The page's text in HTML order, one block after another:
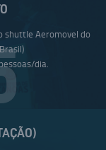
shuttle Aeromovel do
dia.